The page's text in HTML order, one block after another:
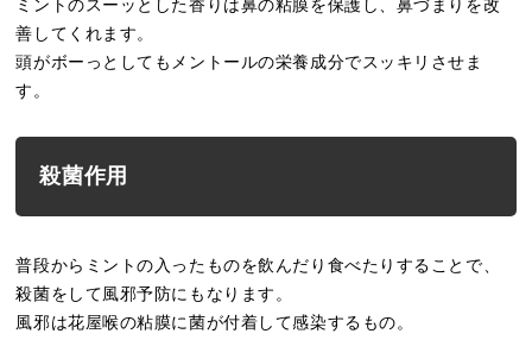
ミントのスーッとした香りは鼻の粘膜を保護し、鼻づまりを改
善してくれます。
頭がボーっとしてもメントールの栄養成分でスッキリさせま
す。
殺菌作用
普段からミントの入ったものを飲んだり食べたりすることで、
殺菌をして風邪予防にもなります。
風邪は花屋喉の粘膜に菌が付着して感染するもの。